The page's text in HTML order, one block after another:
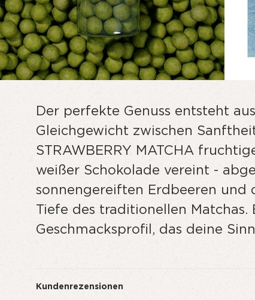
Der perfekte Genuss entsteht
Gleichgewicht zwischen
STRAWBERRY MATCHA
weißer Schokolade vereint -
sonnengereiften Erdbeeren und
Tiefe des traditionellen Matchas.
Geschmacksprofil, das deine
Kundenrezensionen